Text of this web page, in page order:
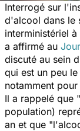
Interrogé sur
d'alcool dans le
interministériel
a affirmé au
discuté au sein
qui est un peu
notamment
Il a rappelé que
population)
an et que